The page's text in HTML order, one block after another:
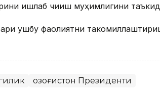
ишлаб чиқиш муҳимлигини
ушбу фаолиятни
Қозоғистон Президенти